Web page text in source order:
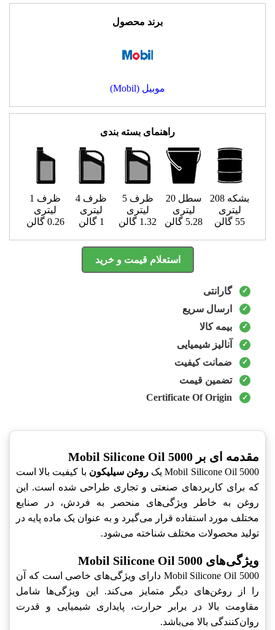
برند محصول
موبیل (Mobil)
راهنمای بسته بندی
بشکه 208
لیتری
55 گالن
سطل 20
لیتری
5.28 گالن
ظرف 5
لیتری
1.32 گالن
ظرف 4
لیتری
1 گالن
ظرف 1
لیتری
0.26 گالن
استعلام قیمت و خرید
گارانتی
ارسال سریع
بیمه کالا
آنالیز شیمیایی
ضمانت کیفیت
تضمین قیمت
Certificate Of Origin
مقدمه ای بر Mobil Silicone Oil 5000
Mobil Silicone Oil 5000 یک روغن سیلیکون با کیفیت بالا است
که برای کاربردهای صنعتی و تجاری طراحی شده است. این
روغن به خاطر ویژگی‌های منحصر به فردش، در صنایع
مختلف مورد استفاده قرار می‌گیرد و به عنوان یک ماده پایه در
تولید محصولات مختلف شناخته می‌شود.
ویژگی‌های Mobil Silicone Oil 5000
Mobil Silicone Oil 5000 دارای ویژگی‌های خاصی است که آن
را از روغن‌های دیگر متمایز می‌کند. این ویژگی‌ها شامل
مقاومت بالا در برابر حرارت، پایداری شیمیایی و قدرت
روان‌کنندگی بالا می‌باشد.